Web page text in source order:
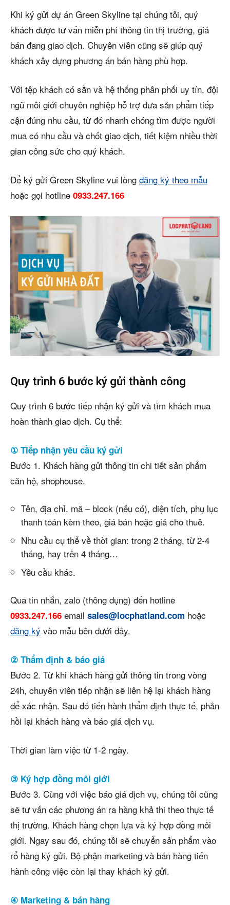
Khi ký gửi dự án Green Skyline tại chúng tôi, quý
khách được tư vấn miễn phí thông tin thị trường, giá
bán đang giao dịch. Chuyên viên cũng sẽ giúp quý
khách xây dựng phương án bán hàng phù hợp.
Với tệp khách có sẵn và hệ thống phân phối uy tín, đội
ngũ môi giới chuyên nghiệp hỗ trợ đưa sản phẩm tiếp
cận đúng nhu cầu, từ đó nhanh chóng tìm được người
mua có nhu cầu và chốt giao dịch, tiết kiệm nhiều thời
gian công sức cho quý khách.
Để ký gửi Green Skyline vui lòng đăng ký theo mẫu
hoặc gọi hotline 0933.247.166
Quy trình 6 bước ký gửi thành công
Quy trình 6 bước tiếp nhận ký gửi và tìm khách mua
hoàn thành giao dịch. Cụ thể:
① Tiếp nhận yêu cầu ký gửi
Bước 1. Khách hàng gửi thông tin chi tiết sản phẩm
căn hộ, shophouse.
Tên, địa chỉ, mã – block (nếu có), diện tích, phụ lục
thanh toán kèm theo, giá bán hoặc giá cho thuê.
Nhu cầu cụ thể về thời gian: trong 2 tháng, từ 2-4
tháng, hay trên 4 tháng…
Yêu cầu khác.
Qua tin nhắn, zalo (thông dụng) đến hotline
0933.247.166 email sales@locphatland.com hoặc
đăng ký vào mẫu bên dưới đây.
② Thẩm định & báo giá
Bước 2. Từ khi khách hàng gửi thông tin trong vòng
24h, chuyên viên tiếp nhận sẽ liên hệ lại khách hàng
để xác nhận. Sau đó tiến hành thẩm định thực tế, phản
hồi lại khách hàng và báo giá dịch vụ.
Thời gian làm việc từ 1-2 ngày.
③ Ký hợp đồng môi giới
Bước 3. Cùng với việc báo giá dịch vụ, chúng tôi cũng
sẽ tư vấn các phương án ra hàng khả thi theo thực tế
thị trường. Khách hàng chọn lựa và ký hợp đồng môi
giới. Ngay sau đó, chúng tôi sẽ chuyển sản phẩm vào
rổ hàng ký gửi. Bộ phận marketing và bán hàng tiến
hành công việc còn lại thay khách ký gửi.
④ Marketing & bán hàng